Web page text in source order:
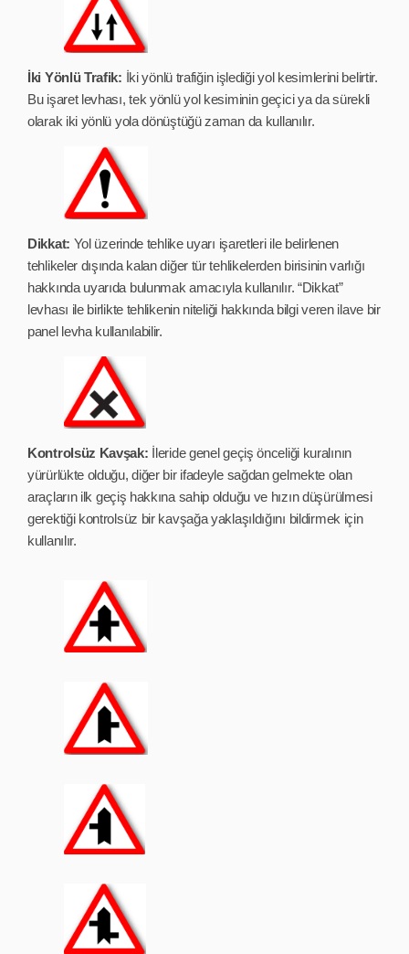
İki Yönlü Trafik: İki yönlü trafiğin işlediği yol kesimlerini belirtir.
Bu işaret levhası, tek yönlü yol kesiminin geçici ya da sürekli
olarak iki yönlü yola dönüştüğü zaman da kullanılır.
Dikkat: Yol üzerinde tehlike uyarı işaretleri ile belirlenen
tehlikeler dışında kalan diğer tür tehlikelerden birisinin varlığı
hakkında uyarıda bulunmak amacıyla kullanılır. “Dikkat”
levhası ile birlikte tehlikenin niteliği hakkında bilgi veren ilave bir
panel levha kullanılabilir.
Kontrolsüz Kavşak: İleride genel geçiş önceliği kuralının
yürürlükte olduğu, diğer bir ifadeyle sağdan gelmekte olan
araçların ilk geçiş hakkına sahip olduğu ve hızın düşürülmesi
gerektiği kontrolsüz bir kavşağa yaklaşıldığını bildirmek için
kullanılır.